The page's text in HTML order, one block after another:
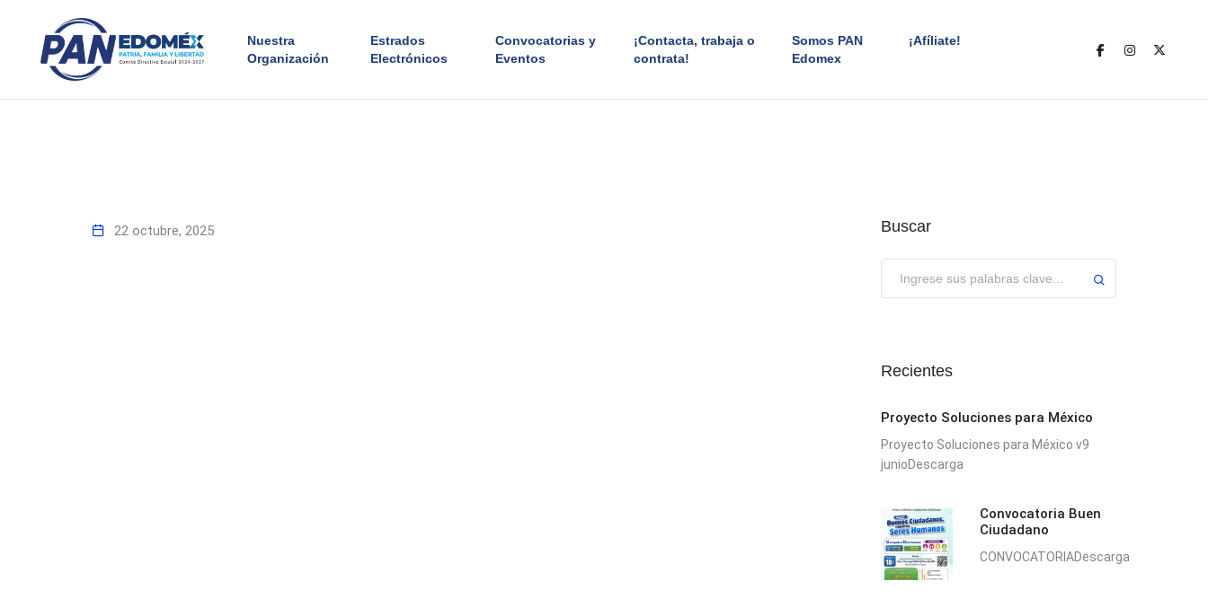
Nuestra
Organización
Estrados
Electrónicos
Convocatorias y
Eventos
¡Contacta, trabaja o
contrata!
Somos PAN
Edomex
¡Afíliate!
22 octubre, 2025 Buscar
Recientes
Proyecto Soluciones para México
Proyecto Soluciones para México v9
junioDescarga
Convocatoria Buen
Ciudadano
CONVOCATORIADescarga